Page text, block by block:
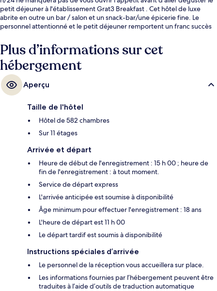
petit déjeuner à l'établissement Grat3 Breakfast . Cet hôtel de luxe
abrite en outre un bar / salon et un snack-bar/une épicerie fine. Le
personnel attentionné et le petit déjeuner remportent un franc succès
distance à pied des transports publics : Station de tramway Am Gasteig
se trouve à 4 min et Arrêt de tram Deutsches Museum, à 5 min.
Plus d’informations sur cet
hébergement
Aperçu
Taille de l'hôtel
Hôtel de 582 chambres
Sur 11 étages
Arrivée et départ
Heure de début de l'enregistrement : 15 h 00 ; heure de
fin de l'enregistrement : à tout moment.
Service de départ express
L'arrivée anticipée est soumise à disponibilité
Âge minimum pour effectuer l'enregistrement : 18 ans
L'heure de départ est 11 h 00
Le départ tardif est soumis à disponibilité
Instructions spéciales d’arrivée
Le personnel de la réception vous accueillera sur place.
Les informations fournies par l’hébergement peuvent être
traduites à l’aide d’outils de traduction automatique